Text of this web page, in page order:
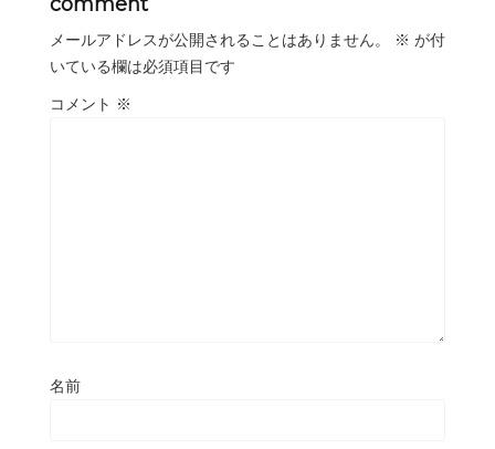
メールアドレスが公開されることはありません。 ※ が付
いている欄は必須項目です
コメント ※
名前